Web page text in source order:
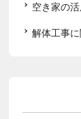
空き家の
解体工事